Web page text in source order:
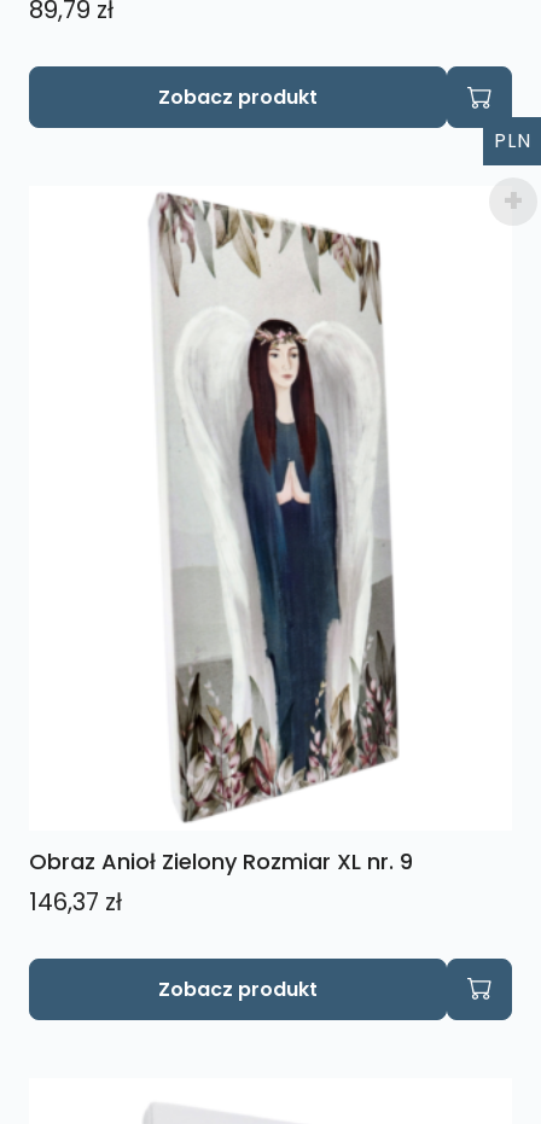
89,79 zł
Zobacz produkt
Obraz Anioł Zielony Rozmiar XL nr. 9
146,37 zł
Zobacz produkt
PLN